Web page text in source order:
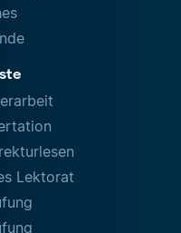
Lektorat